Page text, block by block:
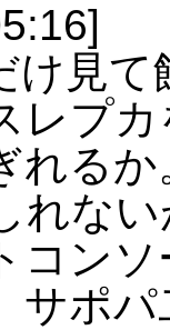
見て
レプ
れる
れな
ンソ
サポ